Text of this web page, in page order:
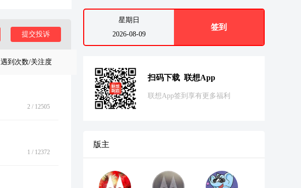
提交投诉
遇到次数/关注度
2 / 12505
1 / 12372
星期日
2026-08-09
签到
扫码下载 联想App
联想App签到享有更多福利
版主